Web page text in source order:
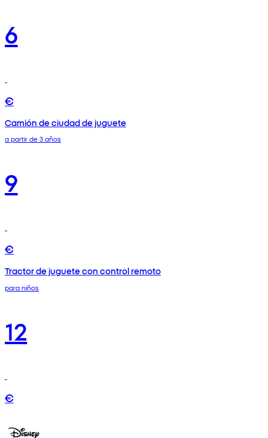
6
€
Camión de ciudad de juguete
a partir de 3 años
9
€
Tractor de juguete con control remoto
para niños
12
€